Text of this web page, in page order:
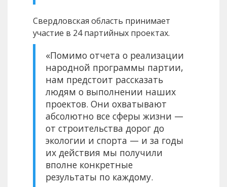
Свердловская область принимает
участие в 24 партийных проектах.
«Помимо отчета о реализации
народной программы партии,
нам предстоит рассказать
людям о выполнении наших
проектов. Они охватывают
абсолютно все сферы жизни —
от строительства дорог до
экологии и спорта — и за годы
их действия мы получили
вполне конкретные
результаты по каждому.